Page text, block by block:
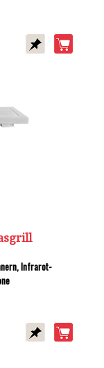
Infrarot-